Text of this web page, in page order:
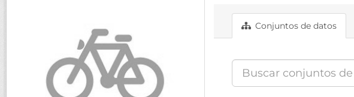
Conjuntos de datos